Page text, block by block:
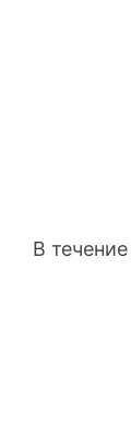
В